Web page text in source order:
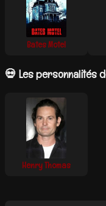
Bates Motel
💀 Les personnalités
Henry Thomas